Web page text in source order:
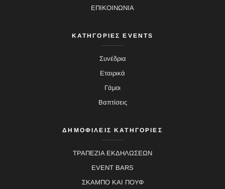
ΕΠΙΚΟΙΝΩΝΙΑ
ΚΑΤΗΓΟΡΙΕΣ EVENTS
Συνέδρια
Εταιρικά
Γάμοι
Βαπτίσεις
ΔΗΜΟΦΙΛΕΙΣ ΚΑΤΗΓΟΡΙΕΣ
ΤΡΑΠΕΖΙΑ ΕΚΔΗΛΩΣΕΩΝ
EVENT BARS
ΣΚΑΜΠΟ ΚΑΙ ΠΟΥΦ